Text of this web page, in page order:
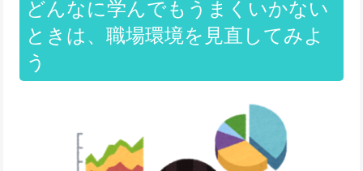
どんなに学んでもうまくいかない
ときは、職場環境を見直してみよ
う